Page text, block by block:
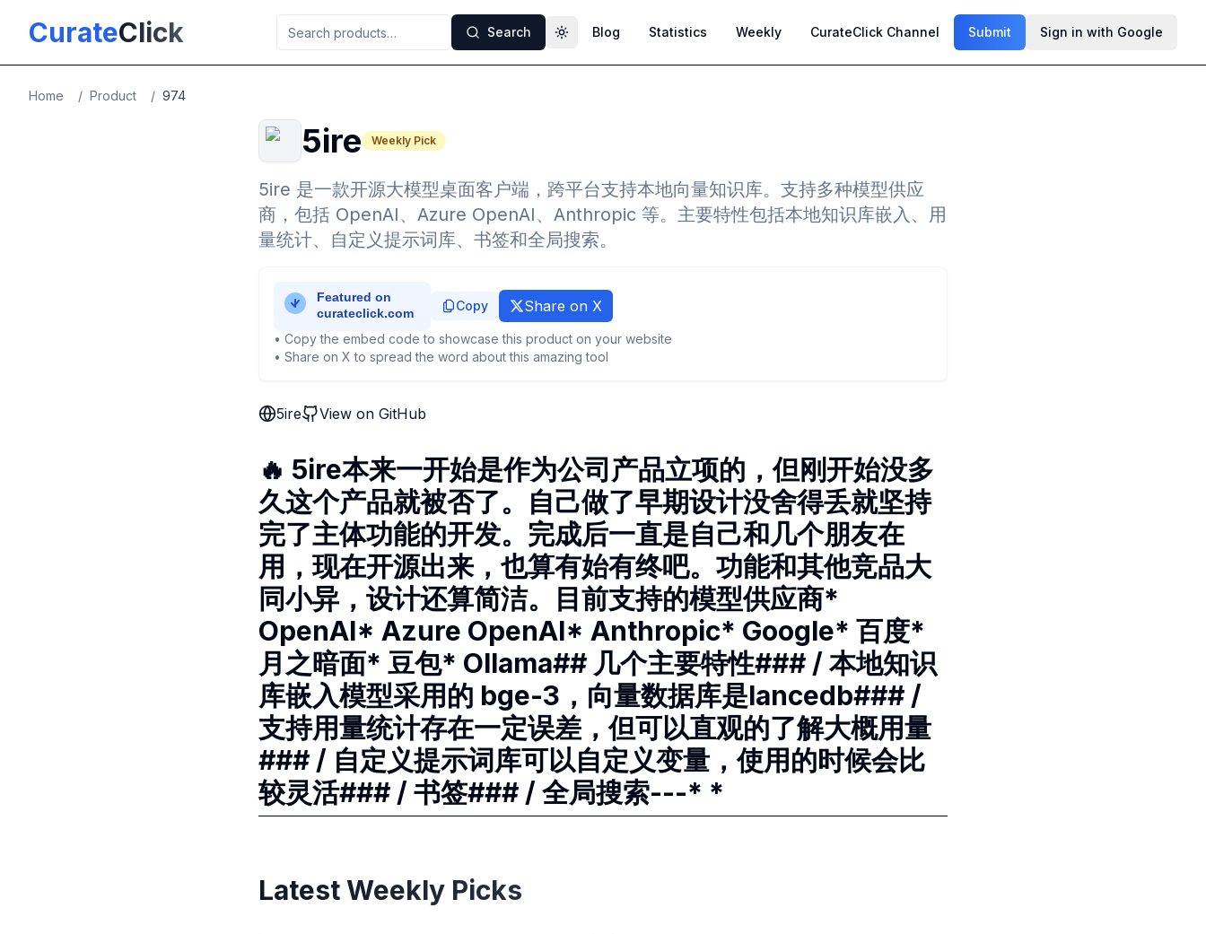
CurateClick Search Toggle theme
Blog Statistics Weekly CurateClick Channel Submit Sign in with Google
Home / Product / 974
5ire Weekly Pick
5ire 是一款开源大模型桌面客户端，跨平台支持本地向量知识库。支持多种模型供应
商，包括 OpenAI、Azure OpenAI、Anthropic 等。主要特性包括本地知识库嵌入、用
量统计、自定义提示词库、书签和全局搜索。
Copy Share on X
• Copy the embed code to showcase this product on your website
• Share on X to spread the word about this amazing tool
5ire View on GitHub
🔥 5ire本来一开始是作为公司产品立项的，但刚开始没多
久这个产品就被否了。自己做了早期设计没舍得丢就坚持
完了主体功能的开发。完成后一直是自己和几个朋友在
用，现在开源出来，也算有始有终吧。功能和其他竞品大
同小异，设计还算简洁。目前支持的模型供应商*
OpenAI* Azure OpenAI* Anthropic* Google* 百度*
月之暗面* 豆包* Ollama## 几个主要特性### / 本地知识
库嵌入模型采用的 bge-3，向量数据库是lancedb### /
支持用量统计存在一定误差，但可以直观的了解大概用量
### / 自定义提示词库可以自定义变量，使用的时候会比
较灵活### / 书签### / 全局搜索---* *
Latest Weekly Picks